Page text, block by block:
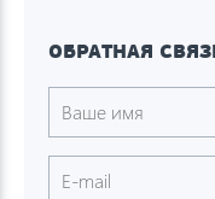
ОБРАТНАЯ